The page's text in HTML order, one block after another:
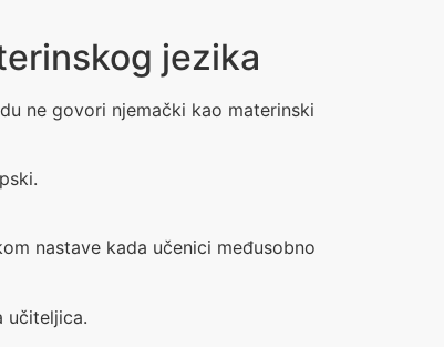
jezika
ne govori njemački kao materinski
nastave kada učenici međusobno
učiteljica.